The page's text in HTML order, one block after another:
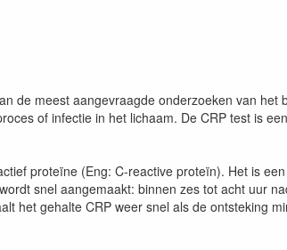
de meest aangevraagde onderzoeken van
of infectie in het lichaam. De CRP test is
proteïne (Eng: C-reactive proteïn). Het is
snel aangemaakt: binnen zes tot acht uur
het gehalte CRP weer snel als de ontsteking